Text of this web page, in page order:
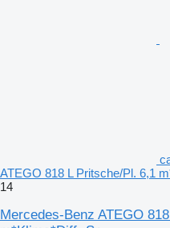
ATEGO 818 L Pritsche/Pl. 6,1
14
Mercedes-Benz ATEGO